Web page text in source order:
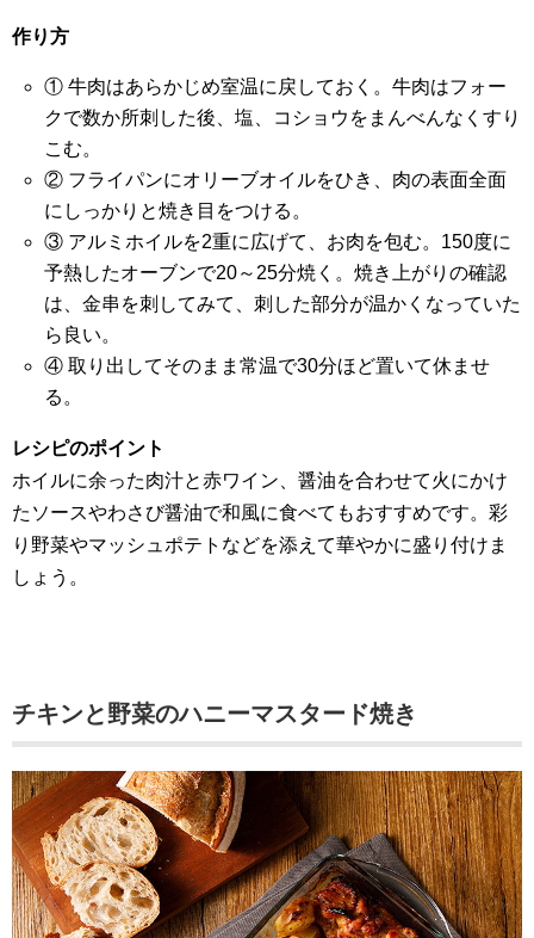
作り方
① 牛肉はあらかじめ室温に戻しておく。牛肉はフォー
クで数か所刺した後、塩、コショウをまんべんなくすり
こむ。
② フライパンにオリーブオイルをひき、肉の表面全面
にしっかりと焼き目をつける。
③ アルミホイルを2重に広げて、お肉を包む。150度に
予熱したオーブンで20～25分焼く。焼き上がりの確認
は、金串を刺してみて、刺した部分が温かくなっていた
ら良い。
④ 取り出してそのまま常温で30分ほど置いて休ませ
る。
レシピのポイント
ホイルに余った肉汁と赤ワイン、醤油を合わせて火にかけ
たソースやわさび醤油で和風に食べてもおすすめです。彩
り野菜やマッシュポテトなどを添えて華やかに盛り付けま
しょう。
チキンと野菜のハニーマスタード焼き